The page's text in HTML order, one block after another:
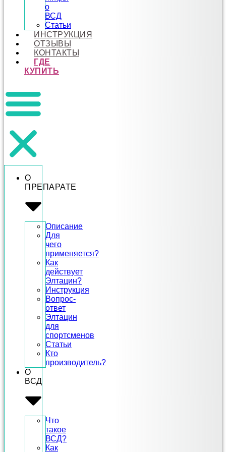
о
ВСД
Статьи
ИНСТРУКЦИЯ
ОТЗЫВЫ
КОНТАКТЫ
ГДЕ
КУПИТЬ
О
ПРЕПАРАТЕ
Описание
Для
чего
применяется?
Как
действует
Элтацин?
Инструкция
Вопрос-
ответ
Элтацин
для
спортсменов
Статьи
Кто
производитель?
О
ВСД
Что
такое
ВСД?
Как